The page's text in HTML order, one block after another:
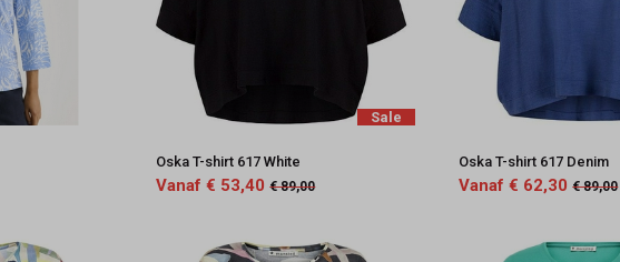
Sale
Oska T-shirt 617 White
Vanaf € 53,40 € 89,00
Oska T-shirt 617 Denim
Vanaf € 62,30 € 89,00